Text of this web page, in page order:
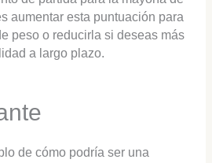
aumentar esta puntuación para
peso o reducirla si deseas más
a largo plazo.
de cómo podría ser una